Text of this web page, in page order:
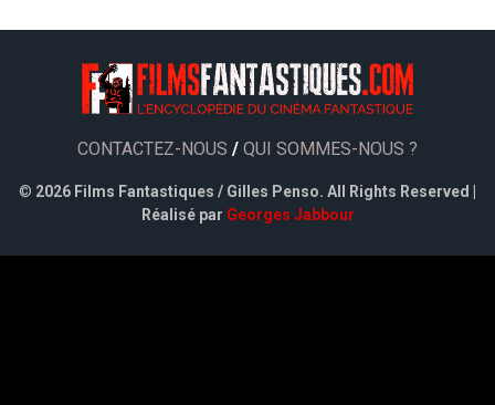
CONTACTEZ-NOUS / QUI SOMMES-NOUS ?
© 2026 Films Fantastiques / Gilles Penso. All Rights Reserved |
Réalisé par Georges Jabbour